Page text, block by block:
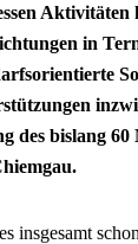
in
des bislang
insgesamt